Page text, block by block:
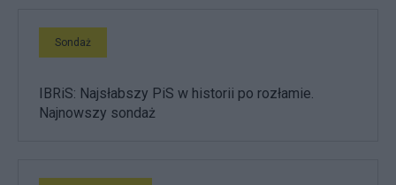
Sondaż
IBRiS: Najsłabszy PiS w historii po rozłamie.
Najnowszy sondaż